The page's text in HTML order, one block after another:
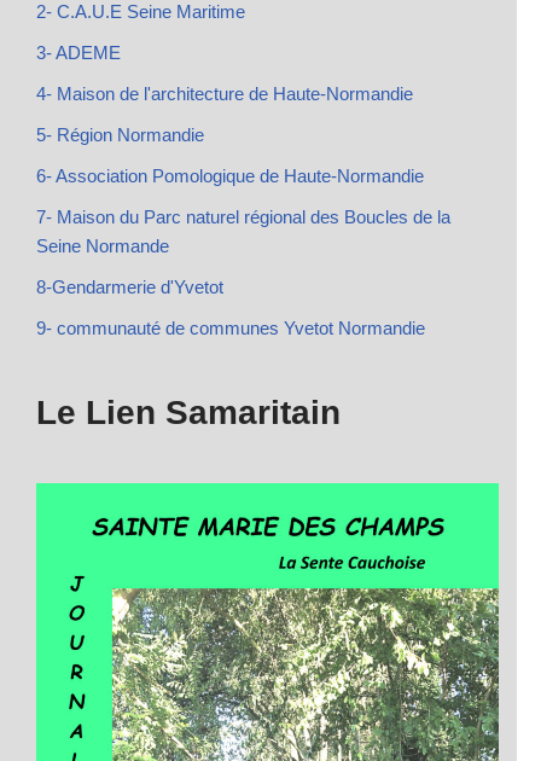
2- C.A.U.E Seine Maritime
3- ADEME
4- Maison de l'architecture de Haute-Normandie
5- Région Normandie
6- Association Pomologique de Haute-Normandie
7- Maison du Parc naturel régional des Boucles de la
Seine Normande
8-Gendarmerie d'Yvetot
9- communauté de communes Yvetot Normandie
Le Lien Samaritain